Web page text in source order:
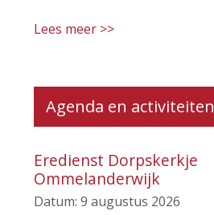
Lees meer >>
Agenda en activiteiten
Eredienst Dorpskerkje
Ommelanderwijk
Datum: 9 augustus 2026